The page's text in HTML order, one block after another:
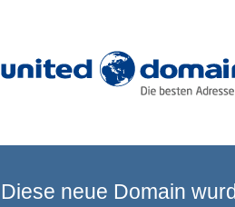
Diese neue Domain